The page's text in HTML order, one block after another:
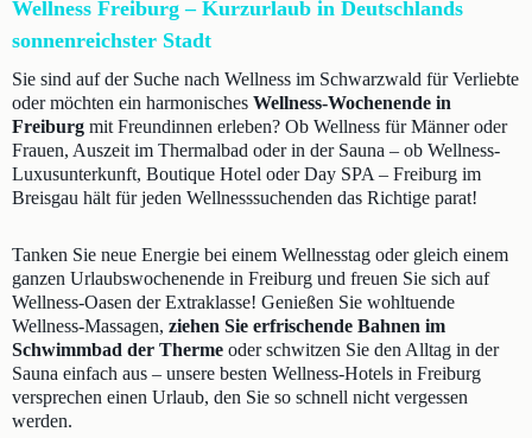
Wellness Freiburg – Kurzurlaub in Deutschlands
sonnenreichster Stadt
Sie sind auf der Suche nach Wellness im Schwarzwald für Verliebte
oder möchten ein harmonisches Wellness-Wochenende in
Freiburg mit Freundinnen erleben? Ob Wellness für Männer oder
Frauen, Auszeit im Thermalbad oder in der Sauna – ob Wellness-
Luxusunterkunft, Boutique Hotel oder Day SPA – Freiburg im
Breisgau hält für jeden Wellnesssuchenden das Richtige parat!
Tanken Sie neue Energie bei einem Wellnesstag oder gleich einem
ganzen Urlaubswochenende in Freiburg und freuen Sie sich auf
Wellness-Oasen der Extraklasse! Genießen Sie wohltuende
Wellness-Massagen, ziehen Sie erfrischende Bahnen im
Schwimmbad der Therme oder schwitzen Sie den Alltag in der
Sauna einfach aus – unsere besten Wellness-Hotels in Freiburg
versprechen einen Urlaub, den Sie so schnell nicht vergessen
werden.